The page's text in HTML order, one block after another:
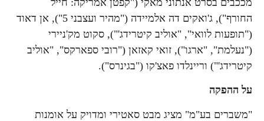
החורף"), ג'ואקים דה אלמיידה ("מהיר ועצבני 5"), אן דאוד
("תופעות לוואי", "אוליב קיטרידג'"), סקוט מק'ניירי
("נעלמת", "ארגו"), זואי קאזאן ("רובי ספארקס", "אוליב
קיטרידג'") וריינלדו פאצ'קו ("בגינרס").
על ההפקה
"משברים בע"מ" מציג מבט סאטירי ומדויק על אומנות